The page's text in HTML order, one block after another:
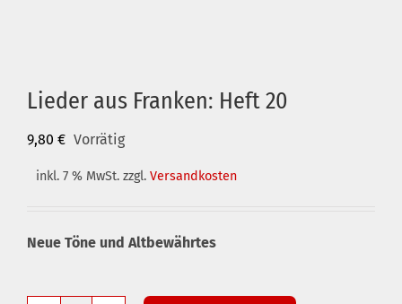
Lieder aus Franken: Heft 20
9,80 € Vorrätig
inkl. 7 % MwSt. zzgl. Versandkosten
Neue Töne und Altbewährtes